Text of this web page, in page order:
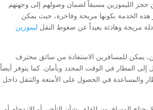
حجز الليموزين مسبقاً لضمان وصولهم إلى وجهتهم
هذه الخدمة بكونها مريحة وفاخرة، حيث يمكن
مريحة وهادئة بعيداً عن ضغوط النقل ليموزين
يمكن للمسافرين الاستفادة من سائق محترف
المطار في الوقت المحدد وبأمان. كما يتوفر أيضاً
والمساعدة في الحصول على الأمتعة والتنقل داخل